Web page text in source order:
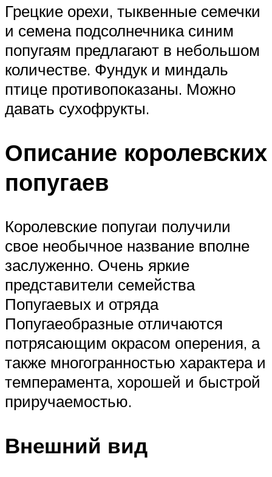
Грецкие орехи, тыквенные семечки
и семена подсолнечника синим
попугаям предлагают в небольшом
количестве. Фундук и миндаль
птице противопоказаны. Можно
давать сухофрукты.
Описание королевских
попугаев
Королевские попугаи получили
свое необычное название вполне
заслуженно. Очень яркие
представители семейства
Попугаевых и отряда
Попугаеобразные отличаются
потрясающим окрасом оперения, а
также многогранностью характера и
темперамента, хорошей и быстрой
приручаемостью.
Внешний вид